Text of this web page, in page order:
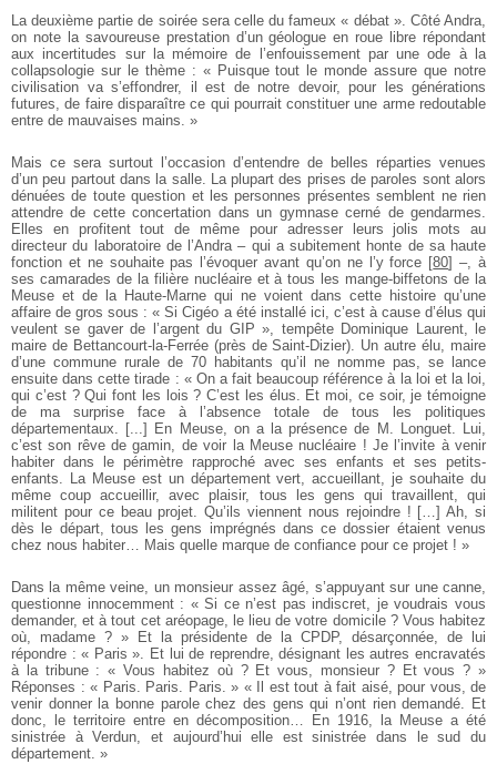
La deuxième partie de soirée sera celle du fameux « débat ». Côté Andra,
on note la savoureuse prestation d’un géologue en roue libre répondant
aux incertitudes sur la mémoire de l’enfouissement par une ode à la
collapsologie sur le thème : « Puisque tout le monde assure que notre
civilisation va s’effondrer, il est de notre devoir, pour les générations
futures, de faire disparaître ce qui pourrait constituer une arme redoutable
entre de mauvaises mains. »
Mais ce sera surtout l’occasion d’entendre de belles réparties venues
d’un peu partout dans la salle. La plupart des prises de paroles sont alors
dénuées de toute question et les personnes présentes semblent ne rien
attendre de cette concertation dans un gymnase cerné de gendarmes.
Elles en profitent tout de même pour adresser leurs jolis mots au
directeur du laboratoire de l’Andra – qui a subitement honte de sa haute
fonction et ne souhaite pas l’évoquer avant qu’on ne l’y force [80] –, à
ses camarades de la filière nucléaire et à tous les mange-biffetons de la
Meuse et de la Haute-Marne qui ne voient dans cette histoire qu’une
affaire de gros sous : « Si Cigéo a été installé ici, c’est à cause d’élus qui
veulent se gaver de l’argent du GIP », tempête Dominique Laurent, le
maire de Bettancourt-la-Ferrée (près de Saint-Dizier). Un autre élu, maire
d’une commune rurale de 70 habitants qu’il ne nomme pas, se lance
ensuite dans cette tirade : « On a fait beaucoup référence à la loi et la loi,
qui c’est ? Qui font les lois ? C’est les élus. Et moi, ce soir, je témoigne
de ma surprise face à l’absence totale de tous les politiques
départementaux. [...] En Meuse, on a la présence de M. Longuet. Lui,
c’est son rêve de gamin, de voir la Meuse nucléaire ! Je l’invite à venir
habiter dans le périmètre rapproché avec ses enfants et ses petits-
enfants. La Meuse est un département vert, accueillant, je souhaite du
même coup accueillir, avec plaisir, tous les gens qui travaillent, qui
militent pour ce beau projet. Qu’ils viennent nous rejoindre ! […] Ah, si
dès le départ, tous les gens imprégnés dans ce dossier étaient venus
chez nous habiter… Mais quelle marque de confiance pour ce projet ! »
Dans la même veine, un monsieur assez âgé, s’appuyant sur une canne,
questionne innocemment : « Si ce n’est pas indiscret, je voudrais vous
demander, et à tout cet aréopage, le lieu de votre domicile ? Vous habitez
où, madame ? » Et la présidente de la CPDP, désarçonnée, de lui
répondre : « Paris ». Et lui de reprendre, désignant les autres encravatés
à la tribune : « Vous habitez où ? Et vous, monsieur ? Et vous ? »
Réponses : « Paris. Paris. Paris. » « Il est tout à fait aisé, pour vous, de
venir donner la bonne parole chez des gens qui n’ont rien demandé. Et
donc, le territoire entre en décomposition… En 1916, la Meuse a été
sinistrée à Verdun, et aujourd’hui elle est sinistrée dans le sud du
département. »